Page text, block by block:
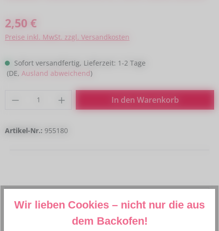
Regulärer Preis:
2,50 €
Preise inkl. MwSt. zzgl. Versandkosten
Sofort versandfertig, Lieferzeit: 1-2 Tage
(DE, Ausland abweichend)
Produkt Anzahl: Gib den gewünschten
In den Warenkorb
Artikel-Nr.: 955180
Beschreibung
Mit unseren klitzekleinen Ausstechformen sind Ihrer
Phantasie keine Grenzen gesetzt. Ob zum Ausstechen von
Wir lieben Cookies – nicht nur die aus
dem Backofen!